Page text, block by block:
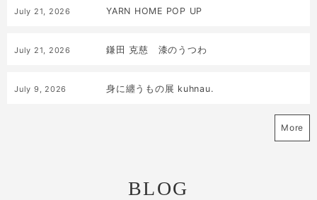
July 21, 2026 YARN HOME POP UP
July 21, 2026 鎌田 克慈 漆のうつわ
July 9 , 2026 身に纏うもの展 kuhnau.
More
BLOG